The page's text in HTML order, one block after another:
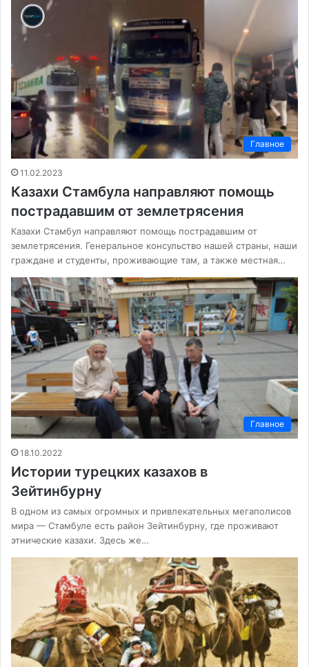
Главное
11.02.2023
Казахи Стамбула направляют помощь
пострадавшим от землетрясения
Казахи Стамбул направляют помощь пострадавшим от
землетрясения. Генеральное консульство нашей страны, наши
граждане и студенты, проживающие там, а также местная…
Главное
18.10.2022
Истории турецких казахов в
Зейтинбурну
В одном из самых огромных и привлекательных мегаполисов
мира — Стамбуле есть район Зейтинбурну, где проживают
этнические казахи. Здесь же…